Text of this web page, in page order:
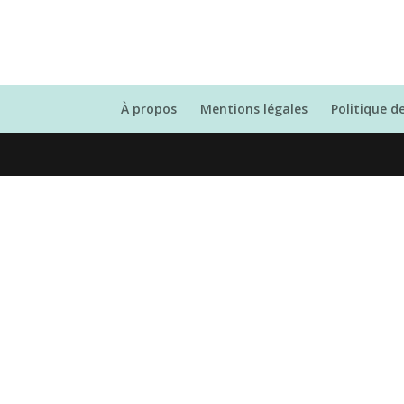
À propos Mentions légales Politique